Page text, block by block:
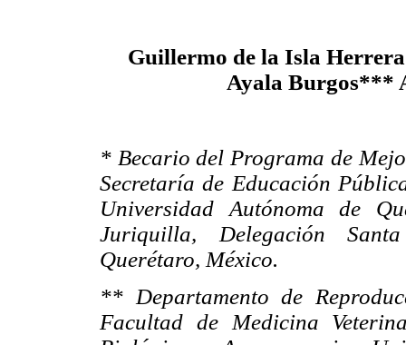
Guillermo de la Isla
Ayala Burgos***
* Becario del Programa de
Secretaría de Educación
Universidad Autónoma de
Juriquilla, Delegación
Querétaro, México.
** Departamento de
Facultad de Medicina